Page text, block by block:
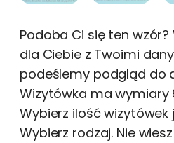
Podoba Ci się ten
dla Ciebie z Twoimi
podeślemy podgląd do
Wizytówka ma wymiary
Wybierz ilość wizytówek
Wybierz rodzaj. Nie